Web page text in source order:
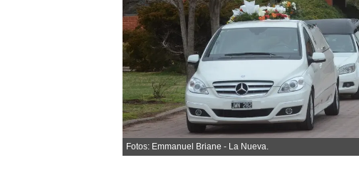
Sociedad y tiempo libre
Turismo
Salud
Es viral
El tiempo
Cartón Lleno
Fúnebres
Fotos: Emmanuel Briane - La Nueva.